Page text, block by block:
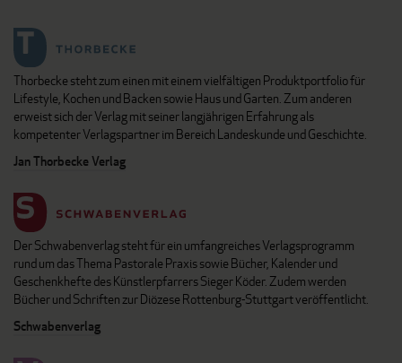
Thorbecke steht zum einen mit einem vielfältigen Produktportfolio für
Lifestyle, Kochen und Backen sowie Haus und Garten. Zum anderen
erweist sich der Verlag mit seiner langjährigen Erfahrung als
kompetenter Verlagspartner im Bereich Landeskunde und Geschichte.
Jan Thorbecke Verlag
Der Schwabenverlag steht für ein umfangreiches Verlagsprogramm
rund um das Thema Pastorale Praxis sowie Bücher, Kalender und
Geschenkhefte des Künstlerpfarrers Sieger Köder. Zudem werden
Bücher und Schriften zur Diözese Rottenburg-Stuttgart veröffentlicht.
Schwabenverlag